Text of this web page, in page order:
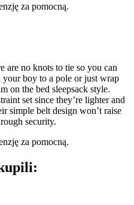
za pomocną.
are no knots to tie so you can
your boy to a pole or just wrap
on the bed sleepsack style.
set since they’re lighter and
simple belt design won’t raise
security.
za pomocną.